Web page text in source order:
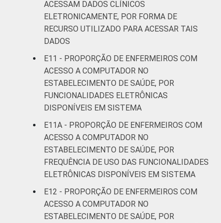
ACESSAM DADOS CLÍNICOS
ELETRONICAMENTE, POR FORMA DE
RECURSO UTILIZADO PARA ACESSAR TAIS
DADOS
E11 - PROPORÇÃO DE ENFERMEIROS COM
ACESSO A COMPUTADOR NO
ESTABELECIMENTO DE SAÚDE, POR
FUNCIONALIDADES ELETRÔNICAS
DISPONÍVEIS EM SISTEMA
E11A - PROPORÇÃO DE ENFERMEIROS COM
ACESSO A COMPUTADOR NO
ESTABELECIMENTO DE SAÚDE, POR
FREQUÊNCIA DE USO DAS FUNCIONALIDADES
ELETRÔNICAS DISPONÍVEIS EM SISTEMA
E12 - PROPORÇÃO DE ENFERMEIROS COM
ACESSO A COMPUTADOR NO
ESTABELECIMENTO DE SAÚDE, POR